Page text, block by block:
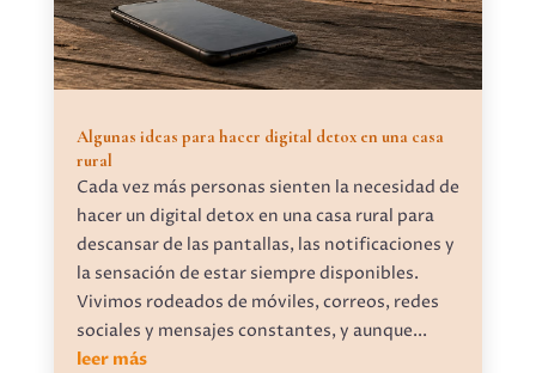
Algunas ideas para hacer digital detox en una casa
rural
Cada vez más personas sienten la necesidad de
hacer un digital detox en una casa rural para
descansar de las pantallas, las notificaciones y
la sensación de estar siempre disponibles.
Vivimos rodeados de móviles, correos, redes
sociales y mensajes constantes, y aunque...
leer más